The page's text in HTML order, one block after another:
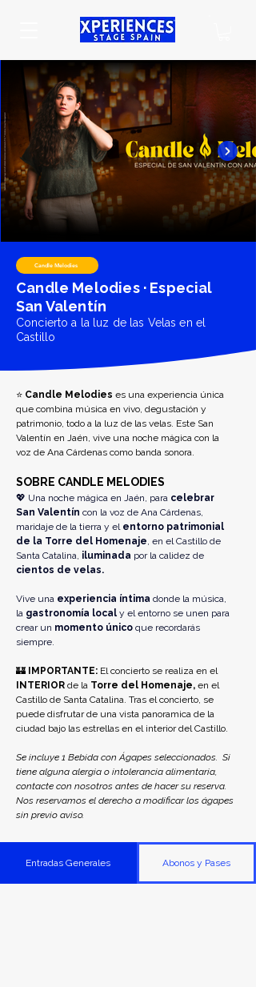
Candle Melodies
Candle Melodies · Especial
San Valentín
Concierto a la luz de las Velas en el
Castillo
⭐ Candle Melodies es una experiencia única
que combina música en vivo, degustación y
patrimonio, todo a la luz de las velas. Este San
Valentín en Jaén, vive una noche mágica con la
voz de Ana Cárdenas como banda sonora.
SOBRE CANDLE MELODIES
💖 Una noche mágica en Jaén, para celebrar
San Valentín con la voz de Ana Cárdenas,
maridaje de la tierra y el entorno patrimonial
de la Torre del Homenaje, en el Castillo de
Santa Catalina, iluminada por la calidez de
cientos de velas.
Vive una experiencia íntima donde la música,
la gastronomía local y el entorno se unen para
crear un momento único que recordarás
siempre.
🏰 IMPORTANTE: El concierto se realiza en el
INTERIOR de la Torre del Homenaje, en el
Castillo de Santa Catalina. Tras el concierto, se
puede disfrutar de una vista panoramica de la
ciudad bajo las estrellas en el interior del Castillo.
Se incluye 1 Bebida con Ágapes seleccionados.  Si
tiene alguna alergia o intolerancia alimentaria,
contacte con nosotros antes de hacer su reserva.
Nos reservamos el derecho a modificar los ágapes
sin previo aviso.
Entradas Generales Abonos y Pases